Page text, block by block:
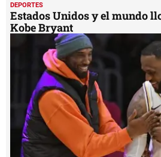
DEPORTES
Estados Unidos y el mundo
Kobe Bryant